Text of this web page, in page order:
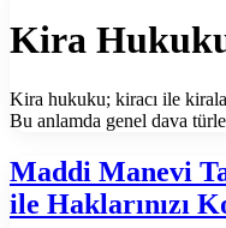
Kira
Kira hukuku; kiracı ile
Bu anlamda genel dava
Maddi Manevi
ile Haklarınızı